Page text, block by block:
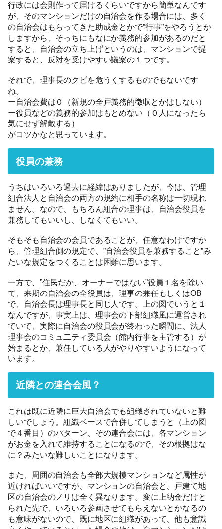
行政には会則作って届けるくらいですから簡単なんです
が、そのマンションだけの自治会を作る場合には、多く
の自治会はもらってきた助成金とかで”行事”をやろうとか
しますから、そっちにもなにか義務的参加があるのだと
すると、自治会の立ち上げというのは、マンションで提
案すると、反対を受けやすい議案の１つです。
それで、理事長のクビを危うくするものでもないです
ね。
ー自治会費は０（新規の全戸義務的徴収とかはしない）
ー役員などの義務的参加はもとめない（０人になったら
気にせず解散する）
がコツかなと思っています。
役員の兼務
うちはいろいろ過去に経緯はありましたが、今は、管理
組合法人と自治会の両方の規約に相手の名称は一切現れ
ません。なので、もちろん組合の理事は、自治会役員を
兼務してもいいし、しなくてもいい。
そもそも自治会の会員であることが、任意なわけですか
ら、管理組合側の規定で、”自治会役員を兼務すること”み
たいな規定をつくることは困難に思います。
一方で、”住民だか、オーナーではない”役員１名を除い
て、来期の自治会の全役員は、理事の兼任もしくはOB
で、自治会長は理事長と同じ人です。上の図でいうと１
なんですが、事実上は、理事会の下部組織風に運営され
ていて、実際に自治会の役員会が終わった瞬間に、法人
理事会のコミュ二ティ委員会（館内行事を主管する）が
始まるとか、兼任している人がやりやすいようになって
います。
近隣との連合会風？
これは既に近隣に巨大自治会でも組織されていないと難
しいでしょう。組織ベースで合併してしまうと（上の図
で４番目）のパターン、その連合会には、各マンション
がお金を入れて維持することになるので、その根拠はな
に？みたいな難しいことになります。
また、周囲の自治会も全部大規模マンションなど属性が
近ければいいですが、マンションの自治会と、戸建て地
区の自治会のノリは全く異なります。変に上納金だけと
られた先で、いろいろ参画させてもらえないとかなるの
も意味がないので、既に地区に組織があって、他も意識